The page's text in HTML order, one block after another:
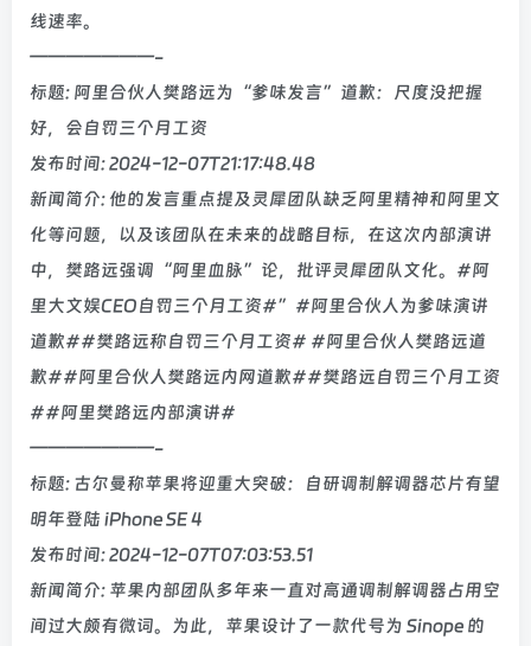
线速率。
———————-
标题: 阿里合伙人樊路远为“爹味发言”道歉：尺度没把握
好，会自罚三个月工资
发布时间: 2024-12-07T21:17:48.48
新闻简介: 他的发言重点提及灵犀团队缺乏阿里精神和阿里文
化等问题，以及该团队在未来的战略目标，在这次内部演讲
中，樊路远强调“阿里血脉”论，批评灵犀团队文化。#阿
里大文娱CEO自罚三个月工资#”#阿里合伙人为爹味演讲
道歉##樊路远称自罚三个月工资# #阿里合伙人樊路远道
歉##阿里合伙人樊路远内网道歉##樊路远自罚三个月工资
##阿里樊路远内部演讲#
———————-
标题: 古尔曼称苹果将迎重大突破：自研调制解调器芯片有望
明年登陆 iPhone SE 4
发布时间: 2024-12-07T07:03:53.51
新闻简介: 苹果内部团队多年来一直对高通调制解调器占用空
间过大颇有微词。为此，苹果设计了一款代号为 Sinope 的